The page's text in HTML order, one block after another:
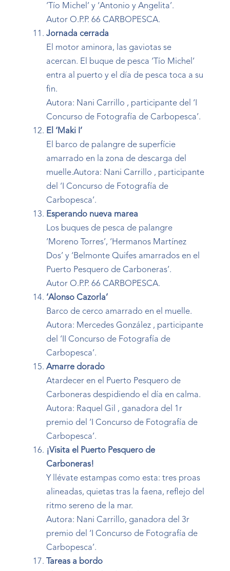
‘Tío Michel’ y ‘Antonio y Angelita’.
Autor O.P.P. 66 CARBOPESCA.
Jornada cerrada
El motor aminora, las gaviotas se
acercan. El buque de pesca ‘Tío Michel’
entra al puerto y el día de pesca toca a su
fin.
Autora: Nani Carrillo , participante del ‘I
Concurso de Fotografía de Carbopesca’.
El ‘Maki I’
El barco de palangre de superfície
amarrado en la zona de descarga del
muelle.Autora: Nani Carrillo , participante
del ‘I Concurso de Fotografía de
Carbopesca’.
Esperando nueva marea
Los buques de pesca de palangre
‘Moreno Torres’, ‘Hermanos Martínez
Dos’ y ‘Belmonte Quifes amarrados en el
Puerto Pesquero de Carboneras’.
Autor O.P.P. 66 CARBOPESCA.
‘Alonso Cazorla’
Barco de cerco amarrado en el muelle.
Autora: Mercedes González , participante
del ‘II Concurso de Fotografía de
Carbopesca’.
Amarre dorado
Atardecer en el Puerto Pesquero de
Carboneras despidiendo el día en calma.
Autora: Raquel Gil , ganadora del 1r
premio del ‘I Concurso de Fotografía de
Carbopesca’.
¡Visita el Puerto Pesquero de
Carboneras!
Y llévate estampas como esta: tres proas
alineadas, quietas tras la faena, reflejo del
ritmo sereno de la mar.
Autora: Nani Carrillo, ganadora del 3r
premio del ‘I Concurso de Fotografía de
Carbopesca’.
Tareas a bordo